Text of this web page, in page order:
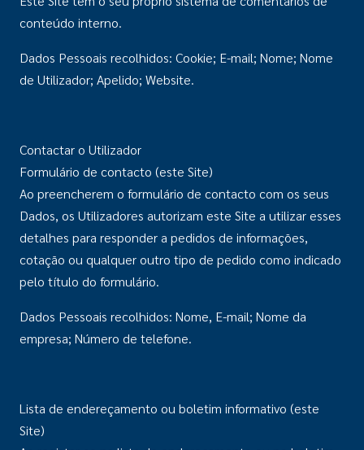
conteúdo interno.
Dados Pessoais recolhidos: Cookie; E-mail; Nome; Nome
de Utilizador; Apelido; Website.
Contactar o Utilizador
Formulário de contacto (este Site)
Ao preencherem o formulário de contacto com os seus
Dados, os Utilizadores autorizam este Site a utilizar esses
detalhes para responder a pedidos de informações,
cotação ou qualquer outro tipo de pedido como indicado
pelo título do formulário.
Dados Pessoais recolhidos: Nome, E-mail; Nome da
empresa; Número de telefone.
Lista de endereçamento ou boletim informativo (este
Site)